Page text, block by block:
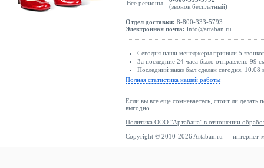
Все регионы
(звонок бесплатный)
Отдел доставки: 8-800-333-5793
Электронная почта: info@artaban.ru
Сегодня наши менеджеры приняли 5
За последние 24 часа было отправлено 99
Последний заказ был сделан сегодня,
Полная статистика нашей работы
Если вы все еще сомневаетесь, стоит ли делать
выгодно.
Политика ООО "Артабана" в отношении
Copyright © 2010-2026 Artaban.ru — интернет-